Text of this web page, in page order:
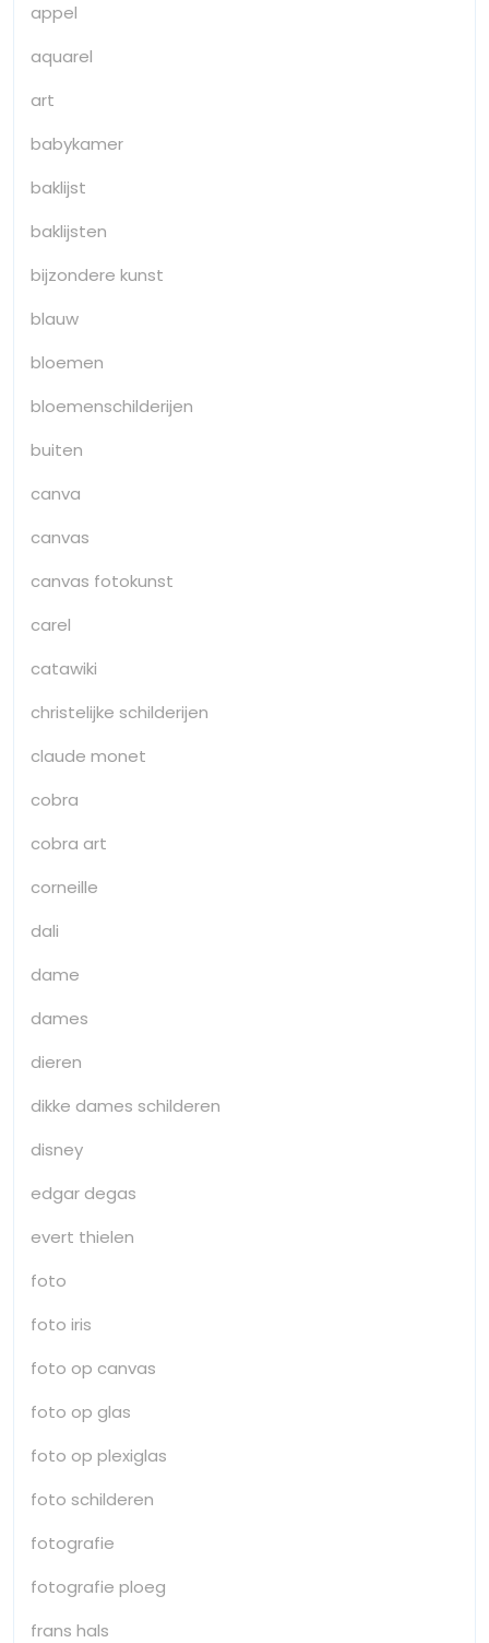
appel
aquarel
art
babykamer
baklijst
baklijsten
bijzondere kunst
blauw
bloemen
bloemenschilderijen
buiten
canva
canvas
canvas fotokunst
carel
catawiki
christelijke schilderijen
claude monet
cobra
cobra art
corneille
dali
dame
dames
dieren
dikke dames schilderen
disney
edgar degas
evert thielen
foto
foto iris
foto op canvas
foto op glas
foto op plexiglas
foto schilderen
fotografie
fotografie ploeg
frans hals